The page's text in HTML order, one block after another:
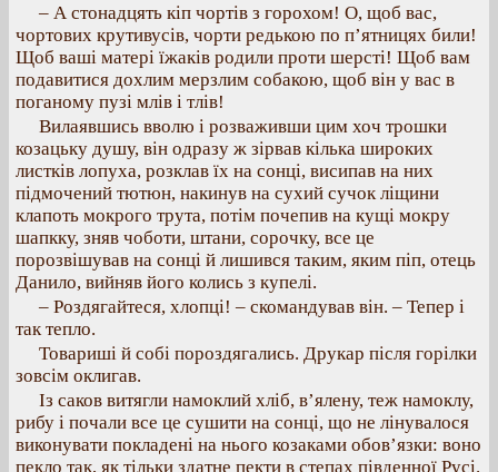
– А стонадцять кіп чортів з горохом! О, щоб вас,
чортових крутивусів, чорти редькою по п’ятницях били!
Щоб ваші матері їжаків родили проти шерсті! Щоб вам
подавитися дохлим мерзлим собакою, щоб він у вас в
поганому пузі млів і тлів!
Вилаявшись вволю і розваживши цим хоч трошки
козацьку душу, він одразу ж зірвав кілька широких
листків лопуха, розклав їх на сонці, висипав на них
підмочений тютюн, накинув на сухий сучок ліщини
клапоть мокрого трута, потім почепив на кущі мокру
шапкку, зняв чоботи, штани, сорочку, все це
порозвішував на сонці й лишився таким, яким піп, отець
Данило, вийняв його колись з купелі.
– Роздягайтеся, хлопці! – скомандував він. – Тепер і
так тепло.
Товариші й собі пороздягались. Друкар після горілки
зовсім оклигав.
Із саков витягли намоклий хліб, в’ялену, теж намоклу,
рибу і почали все це сушити на сонці, що не лінувалося
виконувати покладені на нього козаками обов’язки: воно
пекло так, як тільки здатне пекти в степах південної Русі.